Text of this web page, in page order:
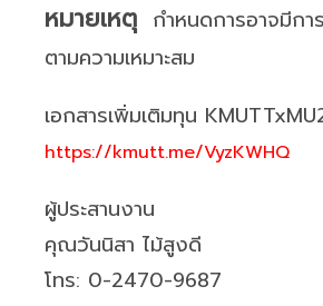
หมายเหตุ กำหนดการอาจมีกา
ตามความเหมาะสม
เอกสารเพิ่มเติมทุน
https://kmutt.me/VyzKWHQ
ผู้ประสานงาน
คุณวันนิสา ไม้สูงดี
โทร: 0-2470-9687